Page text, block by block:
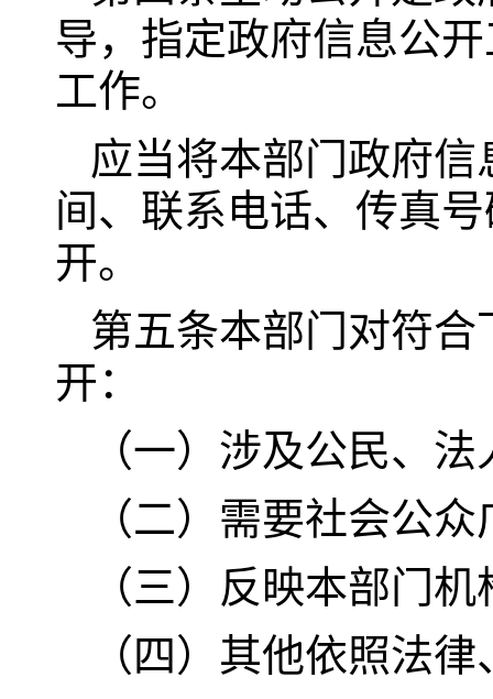
导，指定政府信息公
工作。
应当将本部门政府
间、联系电话、传真
开。
第五条本部门对符
开：
（一）涉及公民、
（二）需要社会公
（三）反映本部门
（四）其他依照法